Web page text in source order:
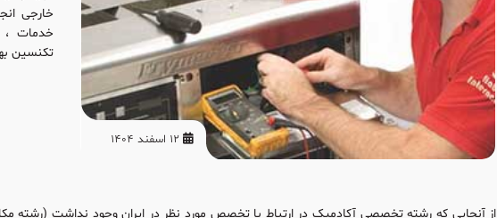
12 اسفند 1404
خارجی
خدمات ،
تکنسین
از آنجایی که رشته تخصصی آکادمیک در ارتباط با تخصص مورد نظر در ایران وجود نداشت (رشته